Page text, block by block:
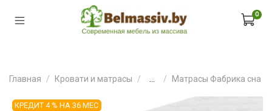
0
Главная Кровати и матрасы Матрасы Фабрика сна
КРЕДИТ 4 % НА 36 МЕС